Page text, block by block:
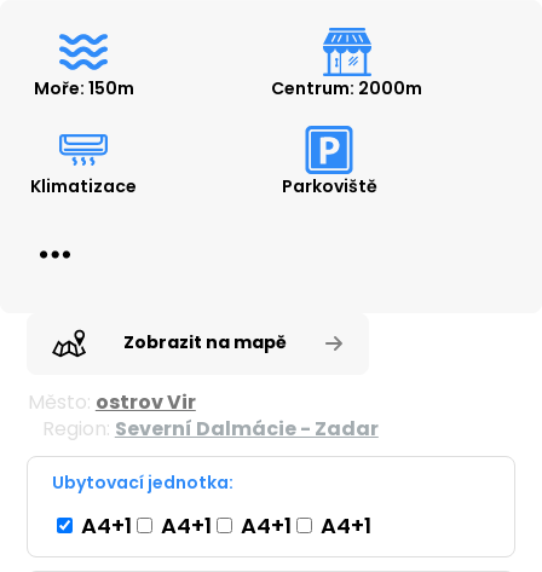
Moře: 150m Centrum: 2000m
Klimatizace Parkoviště
Zobrazit na mapě
Město: ostrov Vir
Region: Severní Dalmácie - Zadar
Ubytovací jednotka:
A4+1 A4+1 A4+1 A4+1